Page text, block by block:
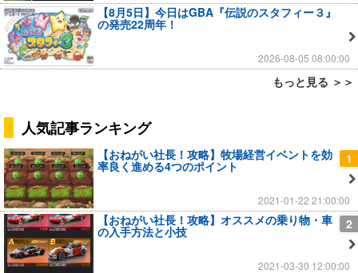
【8月5日】今日はGBA『伝説のスタフィー３』
の発売22周年！
2026-08-05 08:00:00
もっと見る ＞＞
人気記事ランキング
1
【おねがい社長！攻略】牧場経営イベントを効
率良く進める4つのポイント
2021-01-22 21:00:00
2
【おねがい社長！攻略】オススメの乗り物・車
の入手方法と小技
2021-03-30 12:00:00